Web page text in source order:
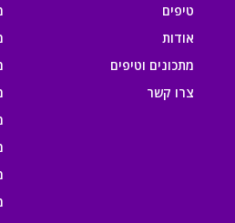
טיפים
אודות
מתכונים וטיפים
צרו קשר